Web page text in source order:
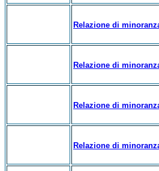
Relazione di
Relazione di
Relazione di
Relazione di